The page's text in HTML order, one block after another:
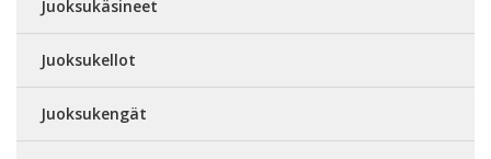
Juoksukäsineet
Juoksukellot
Juoksukengät